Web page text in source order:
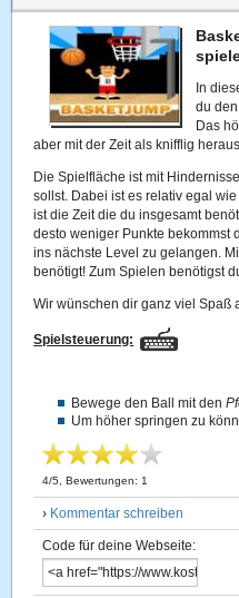
In
du
Das
aber mit der Zeit als knifflig
Die Spielfläche ist mit
sollst. Dabei ist es relativ egal
ist die Zeit die du insgesamt
desto weniger Punkte bekommst
ins nächste Level zu gelangen.
benötigt! Zum Spielen benötigst
Wir wünschen dir ganz viel Spaß
Spielsteuerung:
Bewege den Ball mit den
Um höher springen zu
4/5 , Bewertungen: 1
› Kommentar schreiben
Code für deine Webseite: